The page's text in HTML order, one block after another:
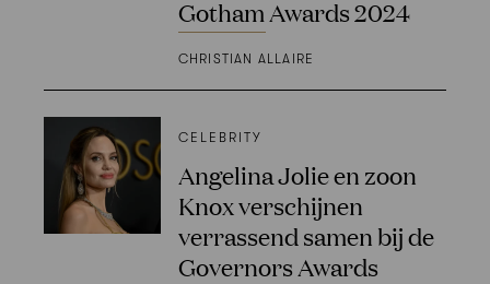
Gotham Awards 2024
CHRISTIAN ALLAIRE
CELEBRITY
Angelina Jolie en zoon
Knox verschijnen
verrassend samen bij de
Governors Awards